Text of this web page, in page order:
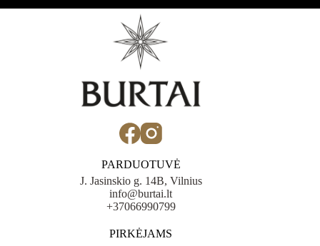
PARDUOTUVĖ
J. Jasinskio g. 14B, Vilnius
info@burtai.lt
+37066990799
PIRKĖJAMS